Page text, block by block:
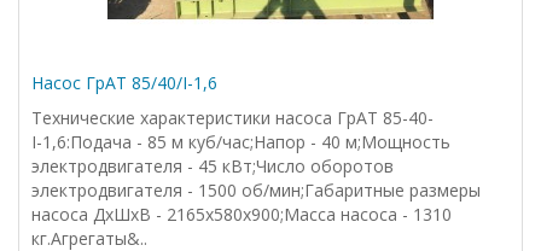
Насос ГрАТ 85/40/I-1,6
Технические характеристики насоса ГрАТ 85-40-
І-1,6:Подача - 85 м куб/час;Напор - 40 м;Мощность
электродвигателя - 45 кВт;Число оборотов
электродвигателя - 1500 об/мин;Габаритные размеры
насоса ДхШхВ - 2165х580х900;Масса насоса - 1310
кг.Агрегаты&..